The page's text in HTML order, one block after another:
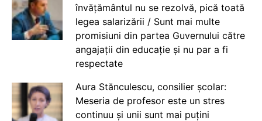
învățământul nu se rezolvă, pică toată
legea salarizării / Sunt mai multe
promisiuni din partea Guvernului către
angajații din educație și nu par a fi
respectate
Aura Stănculescu, consilier școlar:
Meseria de profesor este un stres
continuu și unii sunt mai puțini